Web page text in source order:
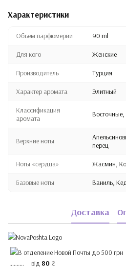
Характеристики
Объем парфюмерии 90 ml
Для кого Женские
Производитель Турция
Характер аромата Элитный
Классификация
аромата
Верхние ноты
перец
Ноты «сердца» Жасмин,
Базовые ноты Ваниль,
Доставка
.......... від 80 ₴